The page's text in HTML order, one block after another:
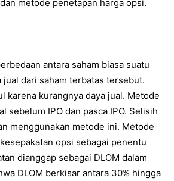
metode penetapan harga opsi.
antara saham biasa suatu
jual dari saham terbatas tersebut.
karena kurangnya daya jual. Metode
sebelum IPO dan pasca IPO. Selisih
menggunakan metode ini. Metode
opsi sebagai penentu
dianggap sebagai DLOM dalam
DLOM berkisar antara 30% hingga